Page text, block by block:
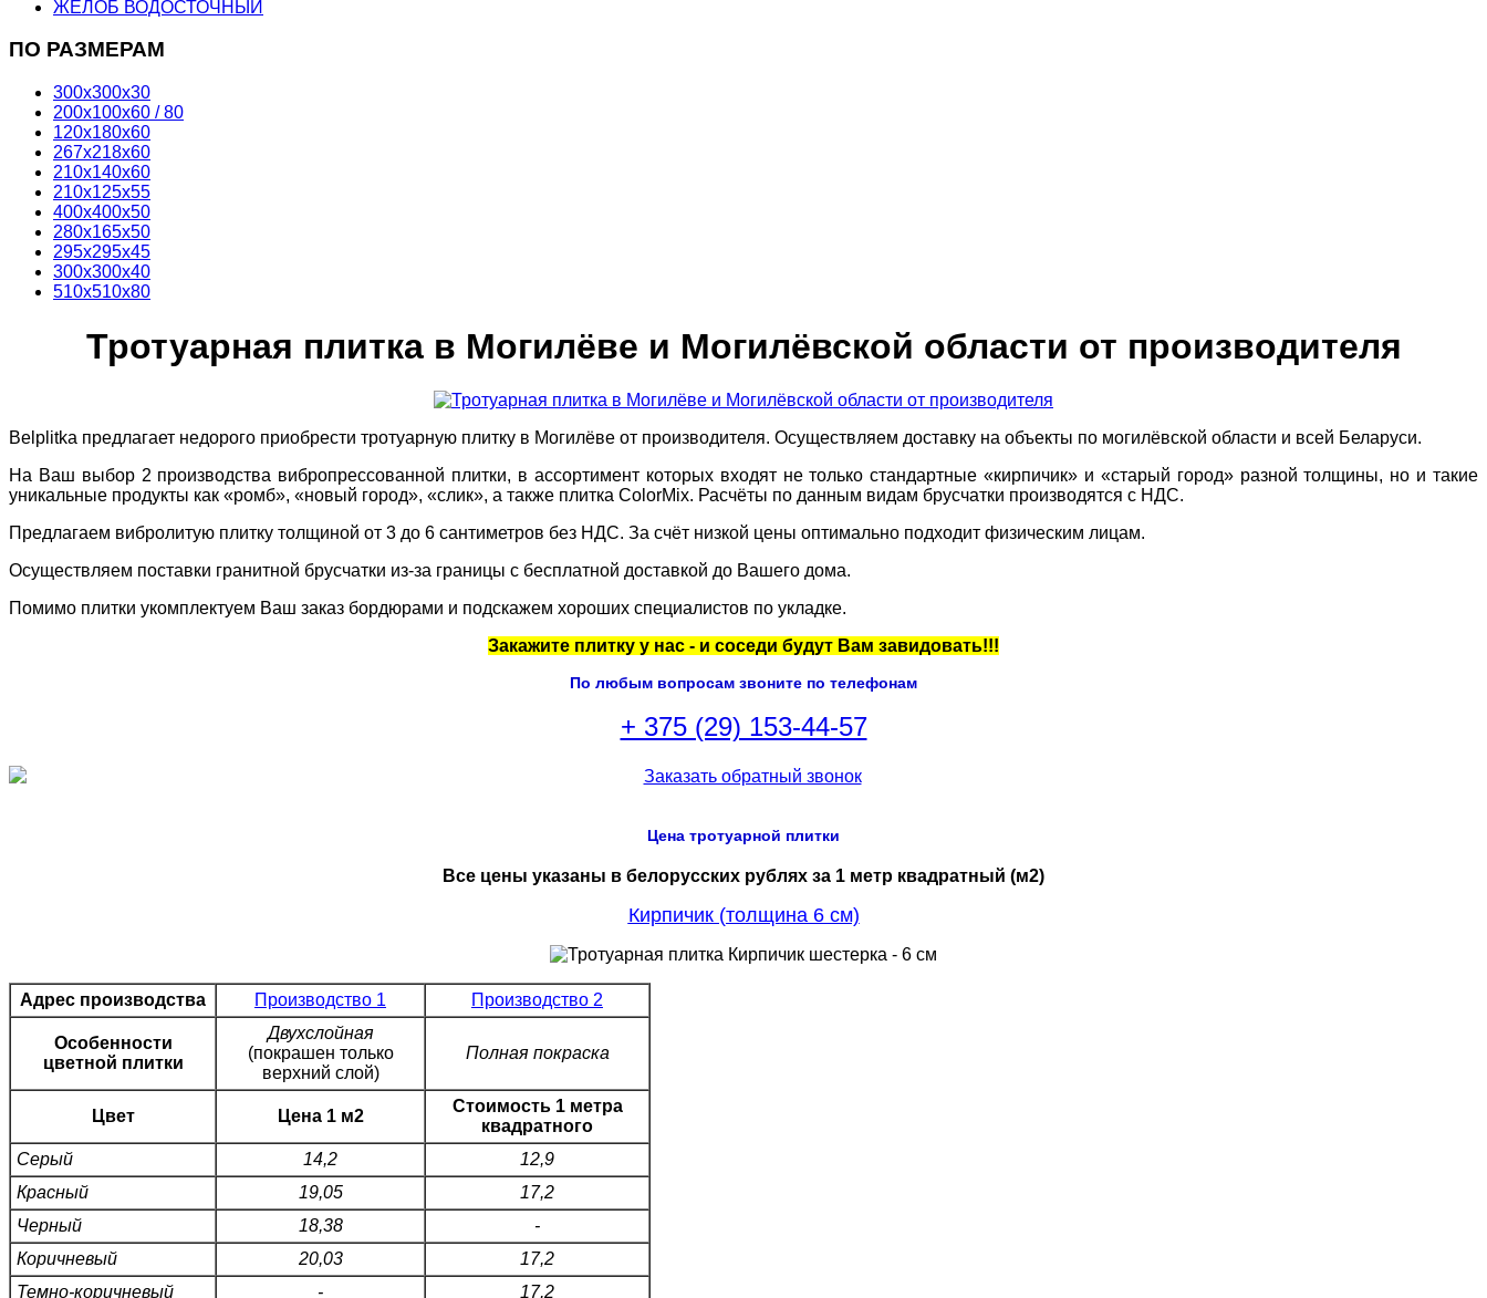
ЖЕЛОБ ВОДОСТОЧНЫЙ
ПО РАЗМЕРАМ
300х300х30
200х100х60 / 80
120х180х60
267х218х60
210х140х60
210х125х55
400х400х50
280х165х50
295х295х45
300х300х40
510х510х80
Тротуарная плитка в Могилёве и Могилёвской области от производителя
Belplitka предлагает недорого приобрести тротуарную плитку в Могилёве от производителя. Осуществляем доставку на объекты по могилёвской области и всей Беларуси.
На Ваш выбор 2 производства вибропрессованной плитки, в ассортимент которых входят не только стандартные «кирпичик» и «старый город» разной толщины, но и такие
уникальные продукты как «ромб», «новый город», «слик», а также плитка ColorMix. Расчёты по данным видам брусчатки производятся с НДС.
Предлагаем вибролитую плитку толщиной от 3 до 6 сантиметров без НДС. За счёт низкой цены оптимально подходит физическим лицам.
Осуществляем поставки гранитной брусчатки из-за границы с бесплатной доставкой до Вашего дома.
Помимо плитки укомплектуем Ваш заказ бордюрами и подскажем хороших специалистов по укладке.
Закажите плитку у нас - и соседи будут Вам завидовать!!!
По любым вопросам звоните по телефонам
+ 375 (29) 153-44-57
Цена тротуарной плитки
Все цены указаны в белорусских рублях за 1 метр квадратный (м2)
Кирпичик (толщина 6 см)
Адрес производства Производство 1 Производство 2
Особенности
цветной плитки
Двухслойная
(покрашен только
верхний слой)
Полная покраска
Цвет Цена 1 м2
Стоимость 1 метра
квадратного
Серый
14,2
12,9
Красный
19,05
17,2
Черный
18,38
-
Коричневый
20,03
17,2
Темно-коричневый
-
17,2